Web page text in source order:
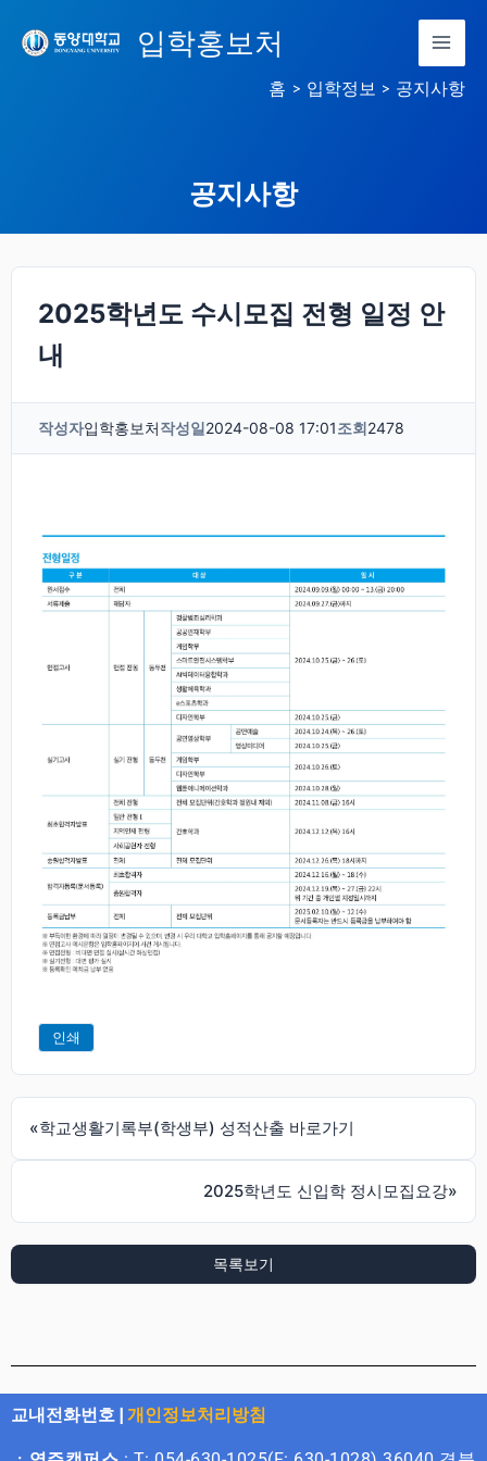
입학홍보처
홈 입학정보 공지사항
공지사항
2025학년도 수시모집 전형 일정 안
내
작성자입학홍보처작성일2024-08-08 17:01조회2478
인쇄
«학교생활기록부(학생부) 성적산출 바로가기
2025학년도 신입학 정시모집요강»
목록보기
교내전화번호 개인정보처리방침